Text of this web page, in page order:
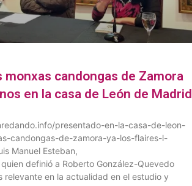
monxas candongas de Zamora
en la casa de León de Madrid
presentado-en-la-casa-de-leon-
candongas-de-zamora-ya-los-flaires-l-
Manuel Esteban,
definió a Roberto González-Quevedo
relevante en la actualidad en el estudio y